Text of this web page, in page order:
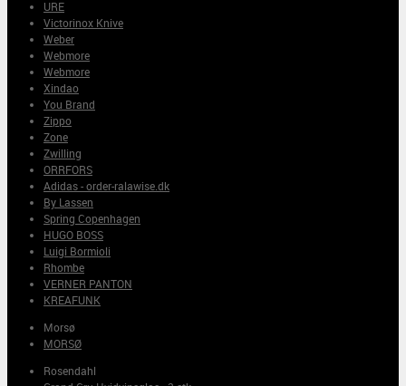
URE
Victorinox Knive
Weber
Webmore
Webmore
Xindao
You Brand
Zippo
Zone
Zwilling
ORRFORS
Adidas - order-ralawise.dk
By Lassen
Spring Copenhagen
HUGO BOSS
Luigi Bormioli
Rhombe
VERNER PANTON
KREAFUNK
Morsø
MORSØ
Rosendahl